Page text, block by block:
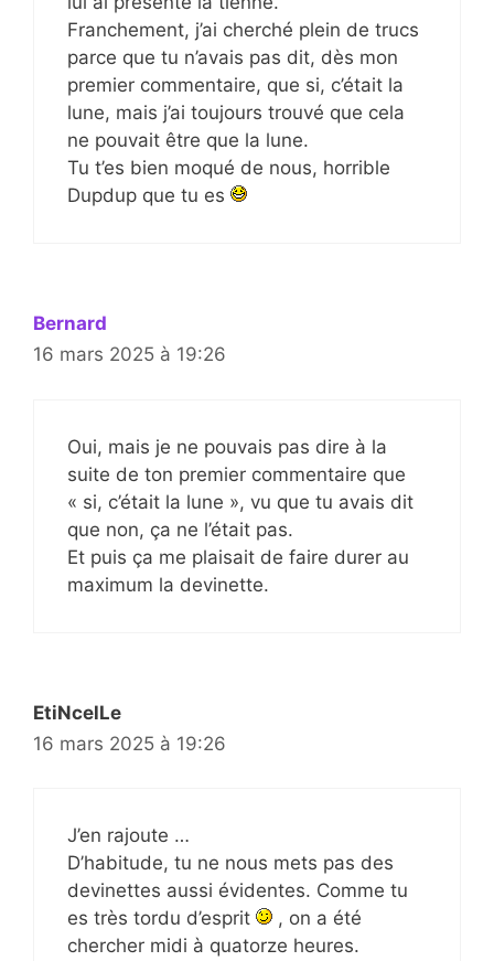
Franchement, j’ai cherché plein de trucs
parce que tu n’avais pas dit, dès mon
premier commentaire, que si, c’était la
lune, mais j’ai toujours trouvé que cela
ne pouvait être que la lune.
Tu t’es bien moqué de nous, horrible
Dupdup que tu es
Bernard
16 mars 2025 à 19:26
Oui, mais je ne pouvais pas dire à la
suite de ton premier commentaire que
« si, c’était la lune », vu que tu avais dit
que non, ça ne l’était pas.
Et puis ça me plaisait de faire durer au
maximum la devinette.
EtiNcelLe
16 mars 2025 à 19:26
J’en rajoute …
D’habitude, tu ne nous mets pas des
devinettes aussi évidentes. Comme tu
es très tordu d’esprit
, on a été
chercher midi à quatorze heures.